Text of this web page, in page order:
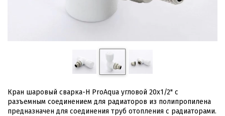
Кран шаровый сварка-H ProAqua угловой 20х1/2" с
разъемным соединением для радиаторов из полипропилена
предназначен для соединения труб отопления с радиаторами.